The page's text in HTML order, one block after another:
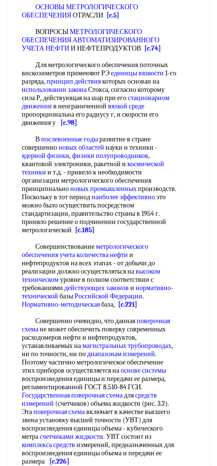
ОСНОВЫ МЕТРОЛОГИЧЕСКОГО
ОБЕСПЕЧЕНИЯОТРАСЛИ [c.5]
ВОПРОСЫМЕТРОЛОГИЧЕСКОГО
ОБЕСПЕЧЕНИЯ АВТОМАТИЗИРОВАННОГО
УЧЕТА НЕФТИИ НЕФТЕПРОДУКТОВ [c.74]
Для метрологического обеспечения поточных
вискозиметров применяют РЭединицы вязкости 1-го
разряда,принцип действиякоторых основан на
использовании законаСтокса, согласно которому
сила Р, действующая на шар при егостационарном
движении в неограниченной вязкой среде
пропорциональна его радиусу г, и скорости его
движения у
[c.98]
Впослевоенные годыразвитие в стране
совершенноновых областей науки и техники -
ядерной физики,физики полупроводников,
квантовой электроники, ракетной и космической
техники и т.д. - привело к необходимости
организации метрологического обеспечения
принципиальноновых промышленныхпроизводств.
Поскольку в тот периоднаиболее эффективноэто
можно было осуществить посредством
стандартизации, правительство страны в 1954 г.
приняло решение о подчинении государственной
метрологической
[c.185]
Совершенствованиеметрологического
обеспечения учетаколичества нефти и
нефтепродуктов на всех этапах - от добычи до
реализации должно осуществляться навысоком
техническомуровне в полном соответствии с
требованиями действующих законов и нормативно-
технической базыРоссийской Федерации.
Нормативно-методическаябаза, [c.221]
Совершенно очевидно, что даннаяповерочная
схемане может обеспечить поверку современных
расходомеров нефти и нефтепродуктов,
устанавливаемых намагистральных трубопроводах,
ни по точности, ни подиапазонам измерений.
Поэтому частично метрологическое обеспечение
этих приборов осуществляется наоснове системы
воспроизведения единицы и передачи ее размера,
регламентированной ГОСТ 8.510-84 ГСИ.
Государственная поверочная схемадлясредств
измерений (счетчиков) объема жидкости (рис. 3.2).
Этаповерочная схемавключает в качестве высшего
звена установку высшей точности (УВТ) для
воспроизведения единицы объема - кубического
метрасчетчиками жидкости. УВТ состоит из
комплекса средств измерений, предназначенных для
воспроизведения единицы объема и передачи ее
размера
[c.226]